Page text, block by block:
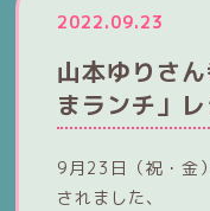
2022.09.23
山本ゆりさ
まランチ」
9月23日（祝・金
されました、